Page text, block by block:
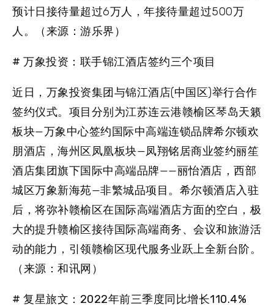
预计日接待量超过6万人，年接待量超过500万
人。（来源：游乐界）
# 万象投资：联手锦江酒店签约三个项目
近日，万象投资集团与锦江酒店(中国区)举行合作
签约仪式。项目分别为江苏连云港赣榆区琴岛天籁
板块—万象中心签约国际中高端连锁品牌希尔顿欢
朋酒店，海州区凤凰板块—凤翔铭居商业签约丽笙
酒店集团旗下国际中高端品牌——丽怡酒店，西部
城区万象新海苑—非繁城品项目。希尔顿酒店入驻
后，将弥补赣榆区在国际高端酒店方面的空白，极
大的提升赣榆区接待国际高端商务、会议和旅游活
动的能力，引领赣榆区现代服务业跃上全新台阶。
（来源：和讯网）
# 复星旅文：2022年前三季度同比增长110.4%